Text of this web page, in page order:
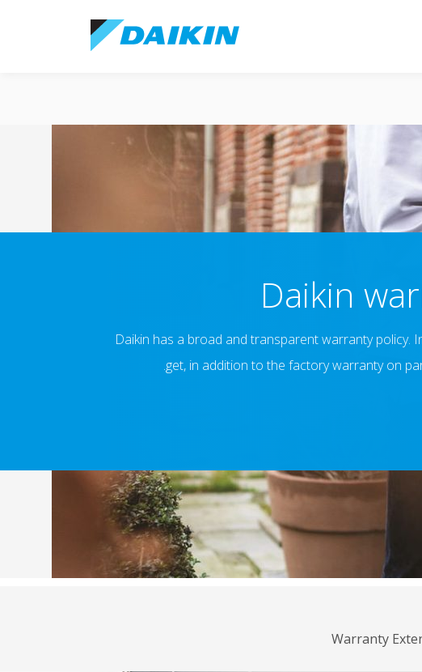
Daikin
Daikin has a broad and transparent warranty policy.
get, in addition to the factory warranty on
Warranty